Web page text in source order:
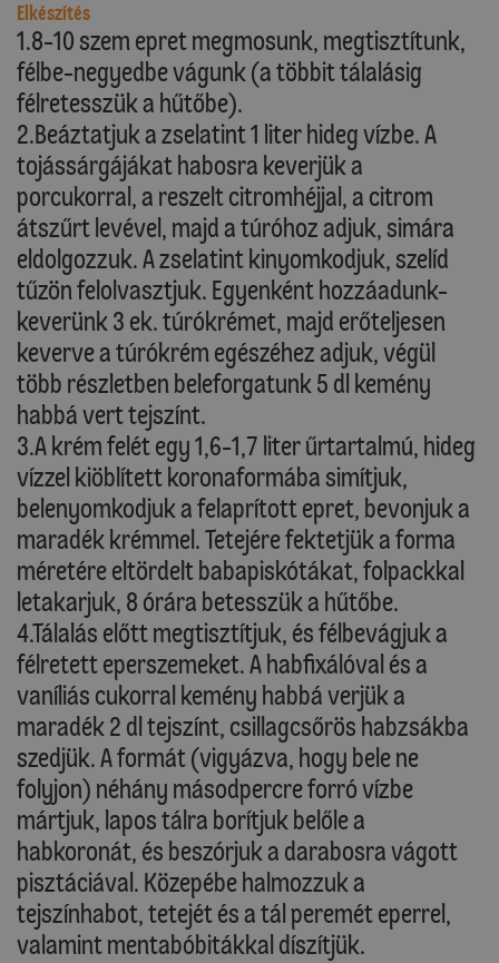
Elkészítés
1.8-10 szem epret megmosunk, megtisztítunk,
félbe-negyedbe vágunk (a többit tálalásig
félretesszük a hűtőbe).
2.Beáztatjuk a zselatint 1 liter hideg vízbe. A
tojássárgájákat habosra keverjük a
porcukorral, a reszelt citromhéjjal, a citrom
átszűrt levével, majd a túróhoz adjuk, simára
eldolgozzuk. A zselatint kinyomkodjuk, szelíd
tűzön felolvasztjuk. Egyenként hozzáadunk-
keverünk 3 ek. túrókrémet, majd erőteljesen
keverve a túrókrém egészéhez adjuk, végül
több részletben beleforgatunk 5 dl kemény
habbá vert tejszínt.
3.A krém felét egy 1,6-1,7 liter űrtartalmú, hideg
vízzel kiöblített koronaformába simítjuk,
belenyomkodjuk a felaprított epret, bevonjuk a
maradék krémmel. Tetejére fektetjük a forma
méretére eltördelt babapiskótákat, folpackkal
letakarjuk, 8 órára betesszük a hűtőbe.
4.Tálalás előtt megtisztítjuk, és félbevágjuk a
félretett eperszemeket. A habfixálóval és a
vaníliás cukorral kemény habbá verjük a
maradék 2 dl tejszínt, csillagcsőrös habzsákba
szedjük. A formát (vigyázva, hogy bele ne
folyjon) néhány másodpercre forró vízbe
mártjuk, lapos tálra borítjuk belőle a
habkoronát, és beszórjuk a darabosra vágott
pisztáciával. Közepébe halmozzuk a
tejszínhabot, tetejét és a tál peremét eperrel,
valamint mentabóbitákkal díszítjük.